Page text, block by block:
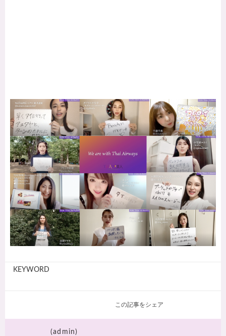
KEYWORD
この記事をシェア
(admin)